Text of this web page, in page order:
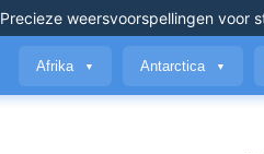
Precieze weersvoorspellingen voor
Afrika ▼ Antarctica ▼